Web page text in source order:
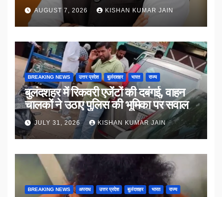
AUGUST 7, 2026 KISHAN KUMAR JAIN
BREAKING NEWS उत्तर प्रदेश बुलंदशहर भारत राज्य
बुलंदशहर में रिकवरी एजेंटों की दबंगई, वाहन
चालकों ने उठाए पुलिस की भूमिका पर सवाल
JULY 31, 2026 KISHAN KUMAR JAIN
BREAKING NEWS अपराध उत्तर प्रदेश बुलंदशहर भारत राज्य